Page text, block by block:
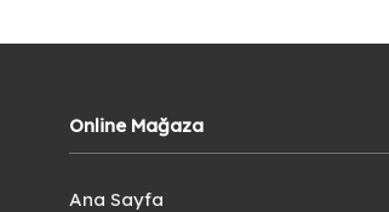
Online Mağaza
Ana Sayfa